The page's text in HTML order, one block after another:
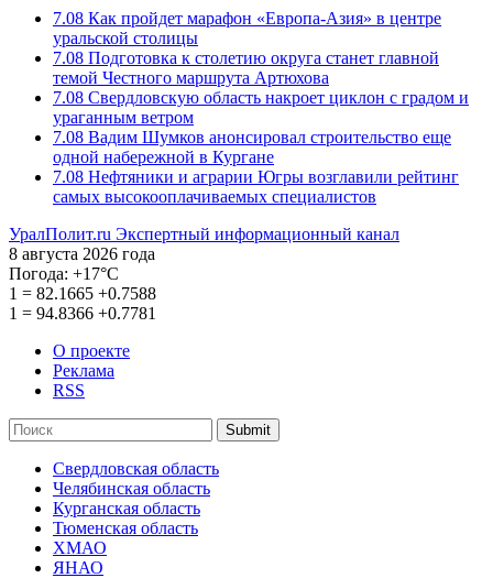
7.08 Как пройдет марафон «Европа-Азия» в центре
уральской столицы
7.08 Подготовка к столетию округа станет главной
темой Честного маршрута Артюхова
7.08 Свердловскую область накроет циклон с градом и
ураганным ветром
7.08 Вадим Шумков анонсировал строительство еще
одной набережной в Кургане
7.08 Нефтяники и аграрии Югры возглавили рейтинг
самых высокооплачиваемых специалистов
УралПолит.ru Экспертный информационный канал
8 августа 2026 года
Погода: +17°С
1 = 82.1665 +0.7588
1 = 94.8366 +0.7781
О проекте
Реклама
RSS
Submit
Свердловская область
Челябинская область
Курганская область
Тюменская область
ХМАО
ЯНАО